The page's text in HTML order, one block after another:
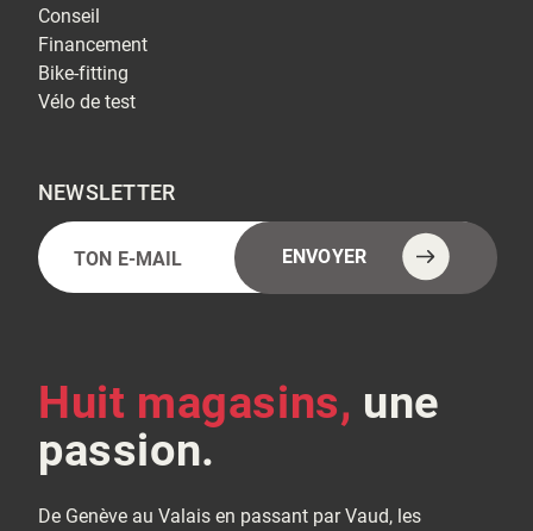
Conseil
Financement
Bike-fitting
Vélo de test
NEWSLETTER
E-
mail
(Nécessaire)
ENVOYER
Alternative:
Huit magasins, une
passion.
De Genève au Valais en passant par Vaud, les